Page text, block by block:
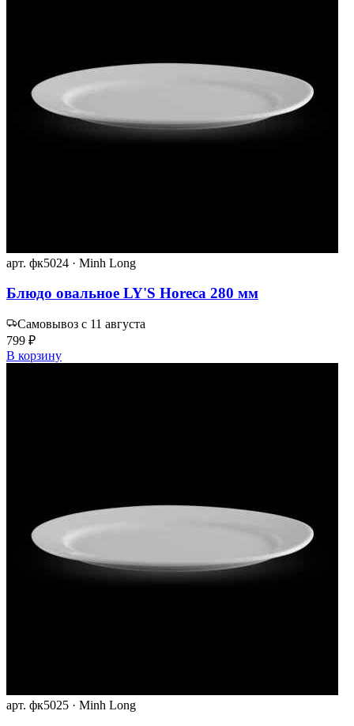
арт. фк5024 · Minh Long
Блюдо овальное LY'S Horeca 280 мм
Самовывоз с 11 августа
799 ₽
В корзину
арт. фк5025 · Minh Long